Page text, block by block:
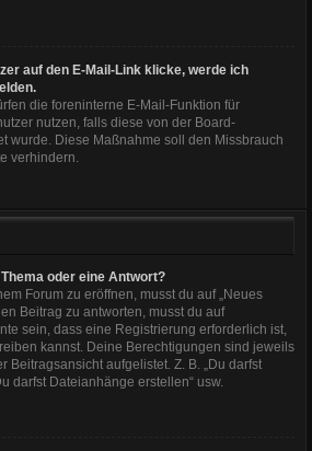
auf den E-Mail-Link klicke, werde ich
die foreninterne E-Mail-Funktion für
nutzen, falls diese von der Board-
wurde. Diese Maßnahme soll den Missbrauch
verhindern.
oder eine Antwort?
Forum zu eröffnen, musst du auf „Neues
Beitrag zu antworten, musst du auf
sein, dass eine Registrierung erforderlich ist,
kannst. Deine Berechtigungen sind jeweils
Beitragsansicht aufgelistet. Z. B. „Du darfst
darfst Dateianhänge erstellen“ usw.